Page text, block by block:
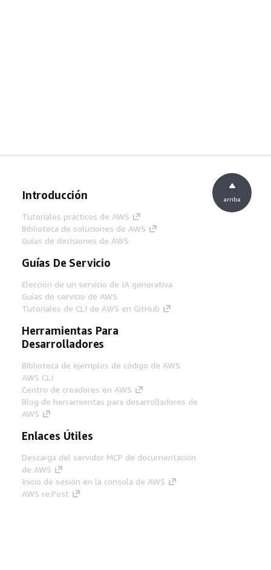
Introducción
Tutoriales prácticos de AWS
Biblioteca de soluciones de AWS
Guías de decisiones de AWS
Guías De Servicio
Elección de un servicio de IA generativa
Guías de servicio de AWS
Tutoriales de CLI de AWS en GitHub
Herramientas Para
Desarrolladores
Biblioteca de ejemplos de código de AWS
AWS CLI
Centro de creadores en AWS
Blog de herramientas para desarrolladores de
AWS
Enlaces Útiles
Descarga del servidor MCP de documentación
de AWS
Inicio de sesión en la consola de AWS
AWS re:Post
arriba